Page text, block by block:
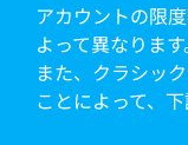
アカウントの限
よって異なります
また、クラシッ
ことによって、